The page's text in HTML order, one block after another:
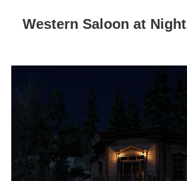
Western Saloon at Night